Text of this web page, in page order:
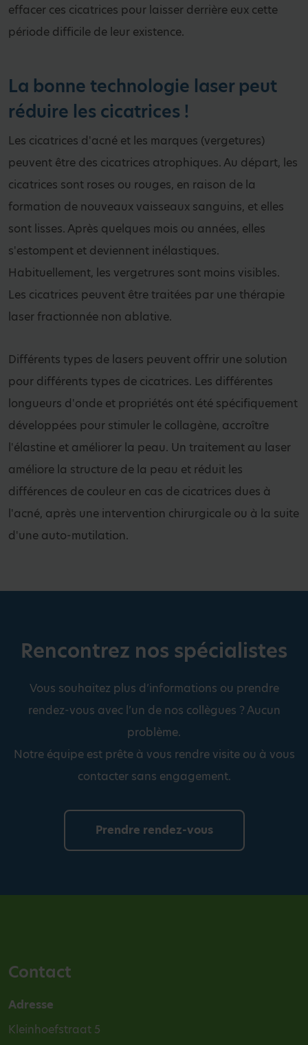
effacer ces cicatrices pour laisser derrière eux cette
période difficile de leur existence.
La bonne technologie laser peut
réduire les cicatrices !
Les cicatrices d'acné et les marques (vergetures)
peuvent être des cicatrices atrophiques. Au départ, les
cicatrices sont roses ou rouges, en raison de la
formation de nouveaux vaisseaux sanguins, et elles
sont lisses. Après quelques mois ou années, elles
s'estompent et deviennent inélastiques.
Habituellement, les vergetrures sont moins visibles.
Les cicatrices peuvent être traitées par une thérapie
laser fractionnée non ablative.
Différents types de lasers peuvent offrir une solution
pour différents types de cicatrices. Les différentes
longueurs d'onde et propriétés ont été spécifiquement
développées pour stimuler le collagène, accroître
l'élastine et améliorer la peau. Un traitement au laser
améliore la structure de la peau et réduit les
différences de couleur en cas de cicatrices dues à
l'acné, après une intervention chirurgicale ou à la suite
d'une auto-mutilation.
Rencontrez nos spécialistes
Vous souhaitez plus d’informations ou prendre
rendez-vous avec l’un de nos collègues ? Aucun
problème.
Notre équipe est prête à vous rendre visite ou à vous
contacter sans engagement.
Prendre rendez-vous
Contact
Adresse
Kleinhoefstraat 5